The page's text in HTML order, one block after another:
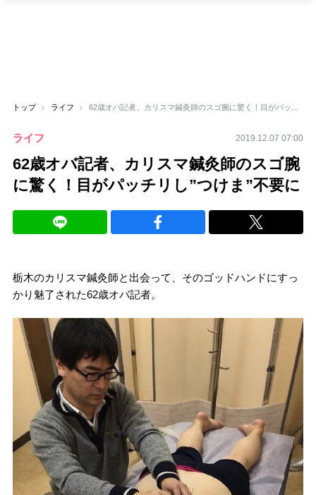
トップ ライフ
ライフ 2019.12.07 07:00
62歳オバ記者、カリスマ鍼灸師のスゴ腕
に驚く！目がパッチリし”つけま”不要に
栃木のカリスマ鍼灸師と出会って、そのゴッドハンドにすっ
かり魅了された62歳オバ記者。